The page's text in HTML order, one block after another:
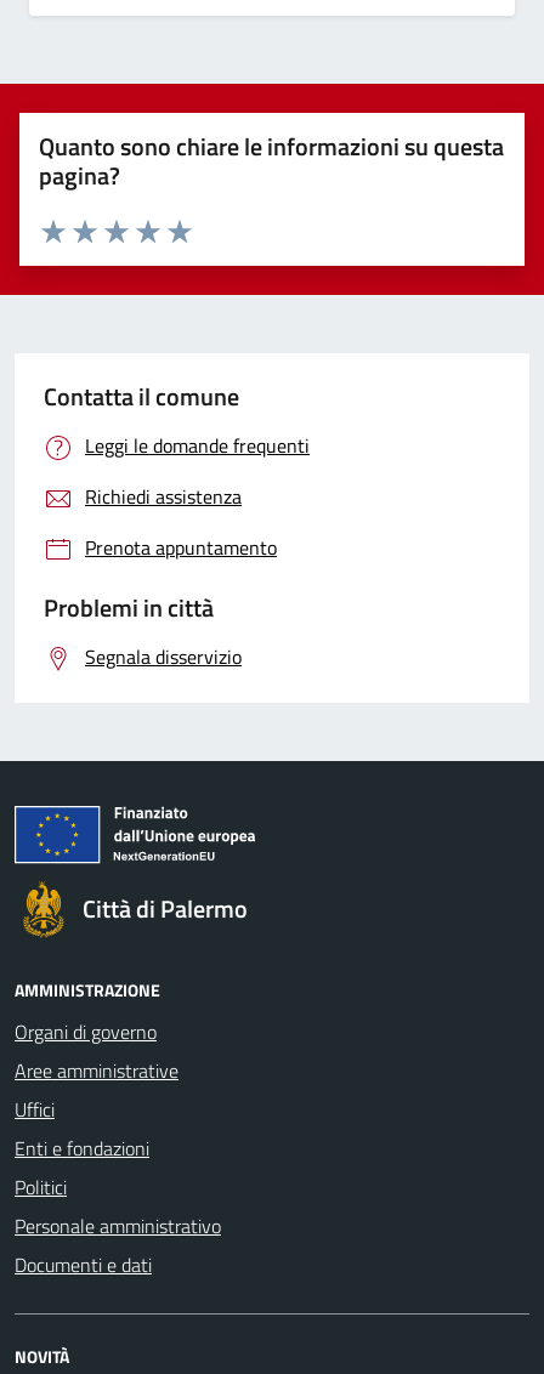
Quanto sono chiare le informazioni su questa
pagina?
Valuta 5 stelle su 5
Valuta 4 stelle su 5
Valuta 3 stelle su 5
Valuta 2 stelle su 5
Valuta 1 stelle su 5
Contatta il comune
Leggi le domande frequenti
Richiedi assistenza
Prenota appuntamento
Problemi in città
Segnala disservizio
Città di Palermo
AMMINISTRAZIONE
Organi di governo
Aree amministrative
Uffici
Enti e fondazioni
Politici
Personale amministrativo
Documenti e dati
NOVITÀ